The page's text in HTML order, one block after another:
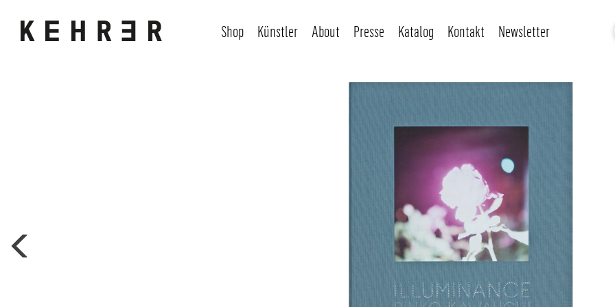
Shop Künstler About Presse Katalog Kontakt Newsletter